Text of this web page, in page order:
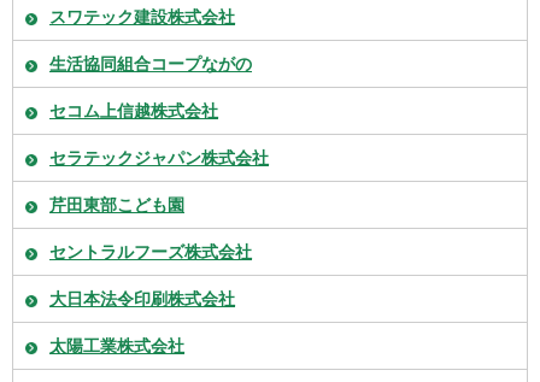
スワテック建設株式会社
生活協同組合コープながの
セコム上信越株式会社
セラテックジャパン株式会社
芹田東部こども園
セントラルフーズ株式会社
大日本法令印刷株式会社
太陽工業株式会社